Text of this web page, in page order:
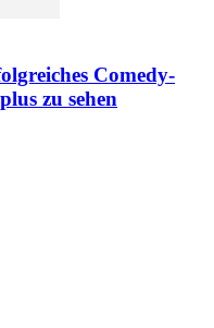
Comedy-
zu sehen